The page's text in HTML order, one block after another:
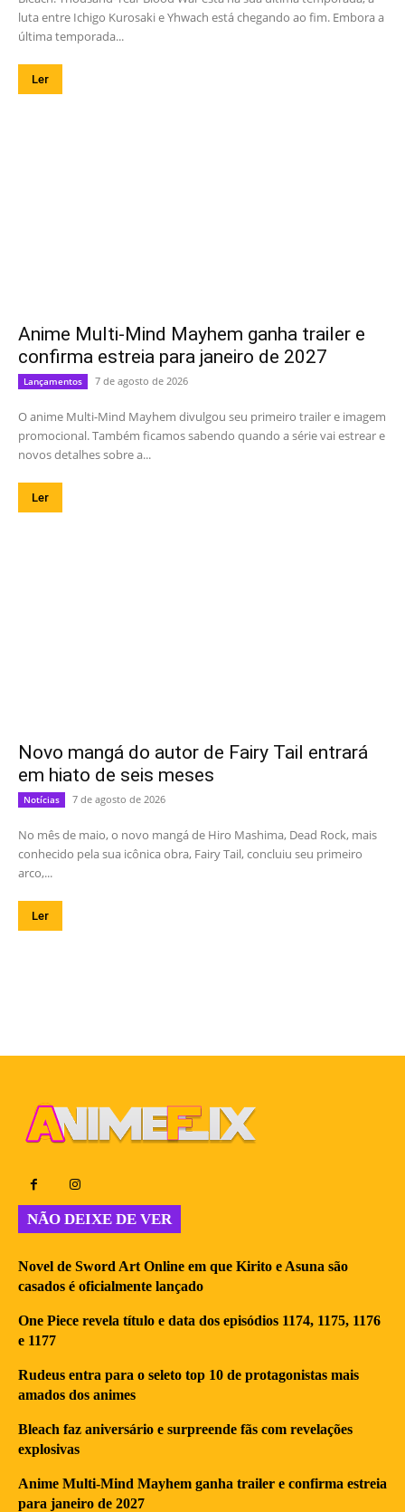
luta entre Ichigo Kurosaki e Yhwach está chegando ao fim. Embora a
última temporada...
Ler
Anime Multi-Mind Mayhem ganha trailer e
confirma estreia para janeiro de 2027
Lançamentos 7 de agosto de 2026
O anime Multi-Mind Mayhem divulgou seu primeiro trailer e imagem
promocional. Também ficamos sabendo quando a série vai estrear e
novos detalhes sobre a...
Ler
Novo mangá do autor de Fairy Tail entrará
em hiato de seis meses
Notícias 7 de agosto de 2026
No mês de maio, o novo mangá de Hiro Mashima, Dead Rock, mais
conhecido pela sua icônica obra, Fairy Tail, concluiu seu primeiro
arco,...
Ler
NÃO DEIXE DE VER
Novel de Sword Art Online em que Kirito e Asuna são
casados é oficialmente lançado
One Piece revela título e data dos episódios 1174, 1175, 1176
e 1177
Rudeus entra para o seleto top 10 de protagonistas mais
amados dos animes
Bleach faz aniversário e surpreende fãs com revelações
explosivas
Anime Multi-Mind Mayhem ganha trailer e confirma estreia
para janeiro de 2027